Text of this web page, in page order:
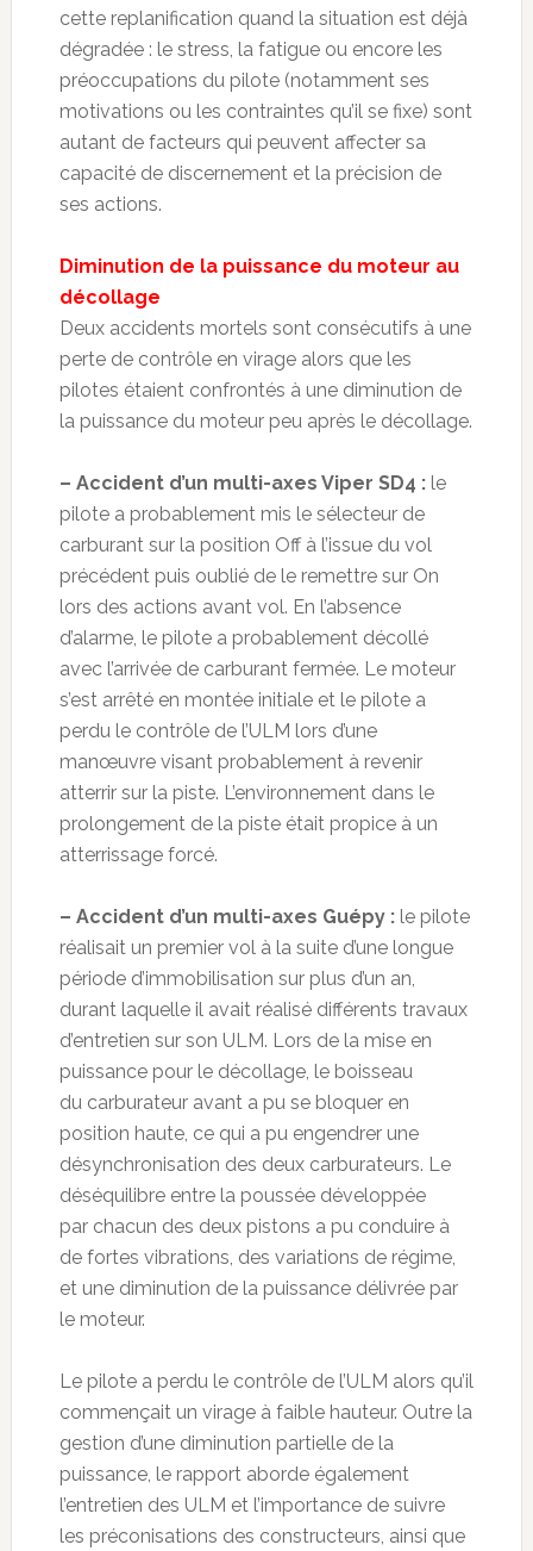
cette replanification quand la situation est déjà
dégradée : le stress, la fatigue ou encore les
préoccupations du pilote (notamment ses
motivations ou les contraintes qu’il se fixe) sont
autant de facteurs qui peuvent affecter sa
capacité de discernement et la précision de
ses actions.
Diminution de la puissance du moteur au
décollage
Deux accidents mortels sont consécutifs à une
perte de contrôle en virage alors que les
pilotes étaient confrontés à une diminution de
la puissance du moteur peu après le décollage.
– Accident d’un multi-axes Viper SD4 :le
pilote a probablement mis le sélecteur de
carburant sur la position Off à l’issue du vol
précédent puis oublié de le remettre sur On
lors des actions avant vol. En l’absence
d’alarme, le pilote a probablement décollé
avec l’arrivée de carburant fermée. Le moteur
s’est arrêté en montée initiale et le pilote a
perdu le contrôle de l’ULM lors d’une
manœuvre visant probablement à revenir
atterrir sur la piste. L’environnement dans le
prolongement de la piste était propice à un
atterrissage forcé.
– Accident d’un multi-axes Guépy :le pilote
réalisait un premier vol à la suite d’une longue
période d’immobilisation sur plus d’un an,
durant laquelle il avait réalisé différents travaux
d’entretien sur son ULM. Lors de la mise en
puissance pour le décollage, le boisseau
du carburateur avant a pu se bloquer en
position haute, ce qui a pu engendrer une
désynchronisation des deux carburateurs. Le
déséquilibre entre la poussée développée
par chacun des deux pistons a pu conduire à
de fortes vibrations, des variations de régime,
et une diminution de la puissance délivrée par
le moteur.
Le pilote a perdu le contrôle de l’ULM alors qu’il
commençait un virage à faible hauteur. Outre la
gestion d’une diminution partielle de la
puissance, le rapport aborde également
l’entretien des ULM et l’importance de suivre
les préconisations des constructeurs, ainsi que